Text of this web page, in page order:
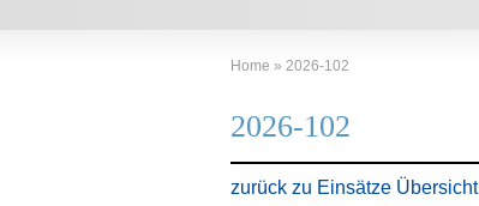
Home » 2026-102
2026-102
zurück zu Einsätze Übersicht